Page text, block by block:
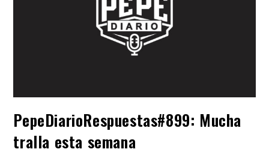
PepeDiarioRespuestas#899: Mucha
tralla esta semana